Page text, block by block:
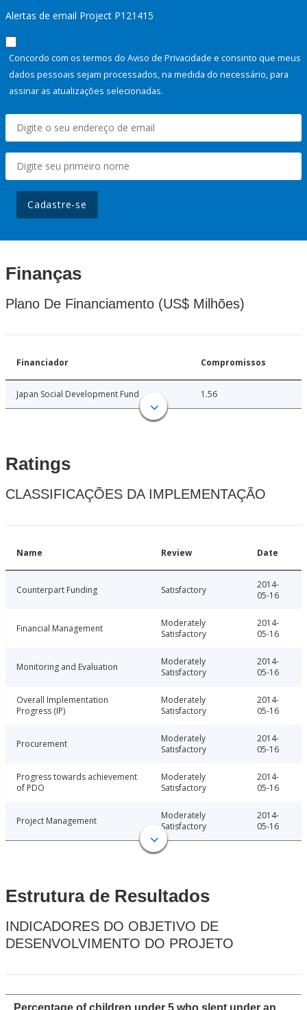
Alertas de email Project P121415
Concordo com os termos do Aviso de Privacidade e consinto que meus
dados pessoais sejam processados, na medida do necessário, para
assinar as atualizações selecionadas.
Cadastre-se
Finanças
Plano De Financiamento (US$ Milhões)
Financiador Compromissos
Japan Social Development Fund 1.56
Ratings
CLASSIFICAÇÕES DA IMPLEMENTAÇÃO
Name Review Date
Counterpart Funding Satisfactory
2014-
05-16
Financial Management
Moderately
Satisfactory
2014-
05-16
Monitoring and Evaluation
Moderately
Satisfactory
2014-
05-16
Overall Implementation
Progress (IP)
Moderately
Satisfactory
2014-
05-16
Procurement
Moderately
Satisfactory
2014-
05-16
Progress towards achievement
of PDO
Moderately
Satisfactory
2014-
05-16
Project Management
Moderately
Satisfactory
2014-
05-16
Estrutura de Resultados
INDICADORES DO OBJETIVO DE
DESENVOLVIMENTO DO PROJETO